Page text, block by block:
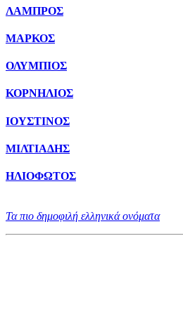
ΛΑΜΠΡΟΣ
ΜΑΡΚΟΣ
ΟΛΥΜΠΙΟΣ
ΚΟΡΝΗΛΙΟΣ
ΙΟΥΣΤΙΝΟΣ
ΜΙΛΤΙΑΔΗΣ
ΗΛΙΟΦΩΤΟΣ
Τα πιο δημοφιλή ελληνικά ονόματα